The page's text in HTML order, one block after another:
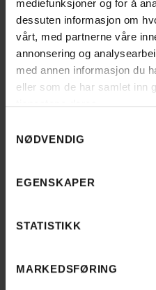
mediefunksjoner og for å
dessuten informasjon om
vårt, med partnerne våre
annonsering og
med annen informasjon du
eller som de har samlet inn
tjenestene deres.
NØDVENDIG
EGENSKAPER
STATISTIKK
MARKEDSFØRING
Materialer:
BEER &
BEER &
G379
flammet og